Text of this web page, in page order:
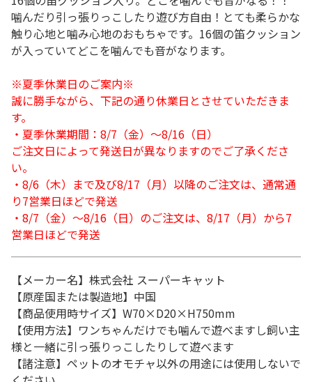
噛んだり引っ張りっこしたり遊び方自由！とても柔らかな
触り心地と噛み心地のおもちゃです。16個の笛クッション
が入っていてどこを噛んでも音がなります。
※夏季休業日のご案内※
誠に勝手ながら、下記の通り休業日とさせていただきま
す。
・夏季休業期間：8/7（金）～8/16（日）
ご注文日によって発送日が異なりますのでご了承くださ
い。
・8/6（木）まで及び8/17（月）以降のご注文は、通常通
り7営業日ほどで発送
・8/7（金）～8/16（日）のご注文は、8/17（月）から7
営業日ほどで発送
【メーカー名】株式会社 スーパーキャット
【原産国または製造地】中国
【商品使用時サイズ】W70×D20×H750mm
【使用方法】ワンちゃんだけでも噛んで遊べますし飼い主
様と一緒に引っ張りっこしたりして遊べます
【諸注意】ペットのオモチャ以外の用途には使用しないで